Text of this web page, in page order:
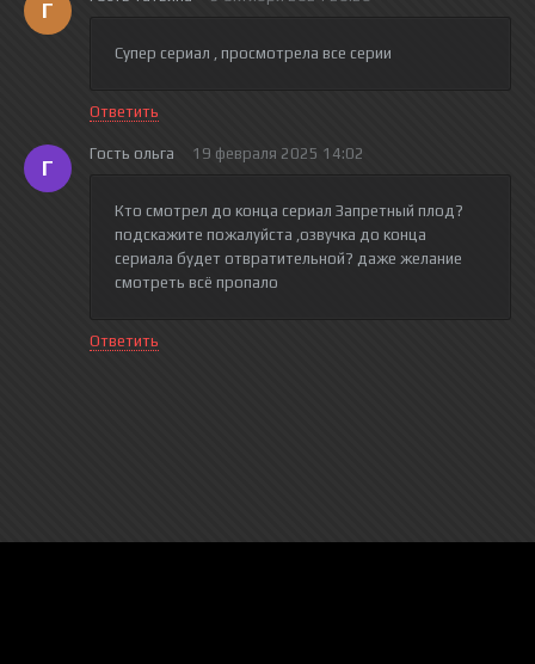
Г
Супер сериал , просмотрела все серии
Ответить
Г
Гость ольга 19 февраля 2025 14:02
Кто смотрел до конца сериал Запретный плод?
подскажите пожалуйста ,озвучка до конца
сериала будет отвратительной? даже желание
смотреть всё пропало
Ответить